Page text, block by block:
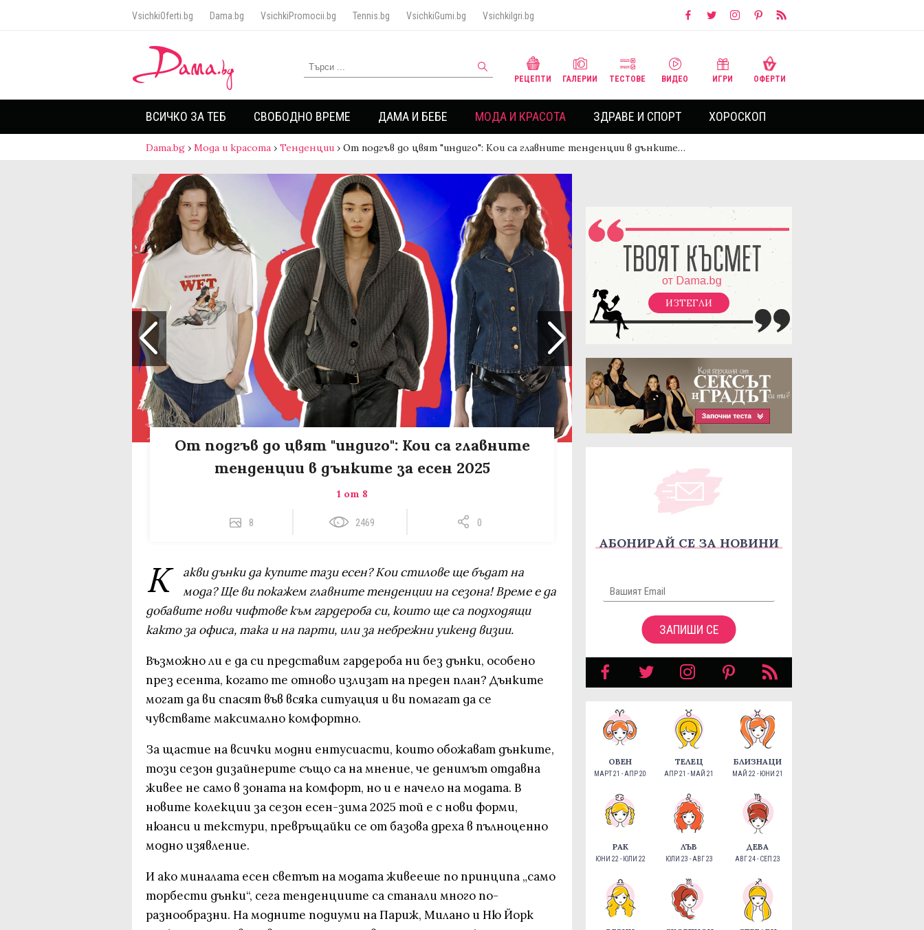
VsichkiOferti.bg Dama.bg VsichkiPromocii.bg Tennis.bg VsichkiGumi.bg VsichkiIgri.bg
РЕЦЕПТИ ГАЛЕРИИ ТЕСТОВЕ ВИДЕО ИГРИ ОФЕРТИ
ВСИЧКО ЗА ТЕБ СВОБОДНО ВРЕМЕ ДАМА И БЕБЕ МОДА И КРАСОТА ЗДРАВЕ И СПОРТ ХОРОСКОП
Dama.bg › Мода и красота › Тенденции › От подгъв до цвят "индиго": Кои са главните тенденции в дънките…
От подгъв до цвят "индиго": Кои са главните
тенденции в дънките за есен 2025
1 от 8
8 2469 0
К
акви дънки да купите тази есен? Кои стилове ще бъдат на
мода? Ще ви покажем главните тенденции на сезона! Време е да
добавите нови чифтове към гардероба си, които ще са подходящи
както за офиса, така и на парти, или за небрежни уикенд визии.
Възможно ли е да си представим гардероба ни без дънки, особено
през есента, когато те отново излизат на преден план? Дънките
могат да ви спасят във всяка ситуация и ви помагат да се
чувствате максимално комфортно.
За щастие на всички модни ентусиасти, които обожават дънките,
този сезон дизайнерите също са на мнение, че денимът отдавна
живее не само в зоната на комфорт, но и е начело на модата. В
новите колекции за сезон есен-зима 2025 той е с нови форми,
нюанси и текстури, превръщайки се от базова дреха в пълноценно
модно изявление.
И ако миналата есен светът на модата живееше по принципа „само
торбести дънки“, сега тенденциите са станали много по-
разнообразни. На модните подиуми на Париж, Милано и Ню Йорк
ИЗТЕГЛИ
АБОНИРАЙ СЕ ЗА НОВИНИ
ЗАПИШИ СЕ
ОВЕН
МАРТ 21 - АПР 20
ТЕЛЕЦ
АПР 21 - МАЙ 21
БЛИЗНАЦИ
МАЙ 22 - ЮНИ 21
РАК
ЮНИ 22 - ЮЛИ 22
ЛЪВ
ЮЛИ 23 - АВГ 23
ДЕВА
АВГ 24 - СЕП 23